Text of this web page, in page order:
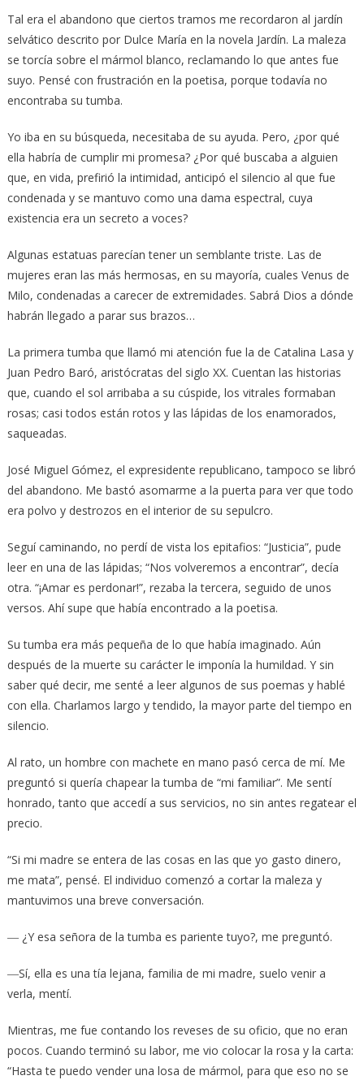
Tal era el abandono que ciertos tramos me recordaron al jardín
selvático descrito por Dulce María en la novela Jardín. La maleza
se torcía sobre el mármol blanco, reclamando lo que antes fue
suyo. Pensé con frustración en la poetisa, porque todavía no
encontraba su tumba.
Yo iba en su búsqueda, necesitaba de su ayuda. Pero, ¿por qué
ella habría de cumplir mi promesa? ¿Por qué buscaba a alguien
que, en vida, prefirió la intimidad, anticipó el silencio al que fue
condenada y se mantuvo como una dama espectral, cuya
existencia era un secreto a voces?
Algunas estatuas parecían tener un semblante triste. Las de
mujeres eran las más hermosas, en su mayoría, cuales Venus de
Milo, condenadas a carecer de extremidades. Sabrá Dios a dónde
habrán llegado a parar sus brazos…
La primera tumba que llamó mi atención fue la de Catalina Lasa y
Juan Pedro Baró, aristócratas del siglo XX. Cuentan las historias
que, cuando el sol arribaba a su cúspide, los vitrales formaban
rosas; casi todos están rotos y las lápidas de los enamorados,
saqueadas.
José Miguel Gómez, el expresidente republicano, tampoco se libró
del abandono. Me bastó asomarme a la puerta para ver que todo
era polvo y destrozos en el interior de su sepulcro.
Seguí caminando, no perdí de vista los epitafios: “Justicia”, pude
leer en una de las lápidas; “Nos volveremos a encontrar”, decía
otra. “¡Amar es perdonar!”, rezaba la tercera, seguido de unos
versos. Ahí supe que había encontrado a la poetisa.
Su tumba era más pequeña de lo que había imaginado. Aún
después de la muerte su carácter le imponía la humildad. Y sin
saber qué decir, me senté a leer algunos de sus poemas y hablé
con ella. Charlamos largo y tendido, la mayor parte del tiempo en
silencio.
Al rato, un hombre con machete en mano pasó cerca de mí. Me
preguntó si quería chapear la tumba de “mi familiar”. Me sentí
honrado, tanto que accedí a sus servicios, no sin antes regatear el
precio.
“Si mi madre se entera de las cosas en las que yo gasto dinero,
me mata”, pensé. El individuo comenzó a cortar la maleza y
mantuvimos una breve conversación.
― ¿Y esa señora de la tumba es pariente tuyo?, me preguntó.
―Sí, ella es una tía lejana, familia de mi madre, suelo venir a
verla, mentí.
Mientras, me fue contando los reveses de su oficio, que no eran
pocos. Cuando terminó su labor, me vio colocar la rosa y la carta:
“Hasta te puedo vender una losa de mármol, para que eso no se